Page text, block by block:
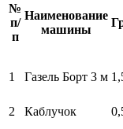
№
п/
п
Наименование
машины
1 Газель Борт 3 м
2 Каблучок